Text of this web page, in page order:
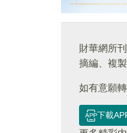
財華網所
摘編、複
如有意願
下載